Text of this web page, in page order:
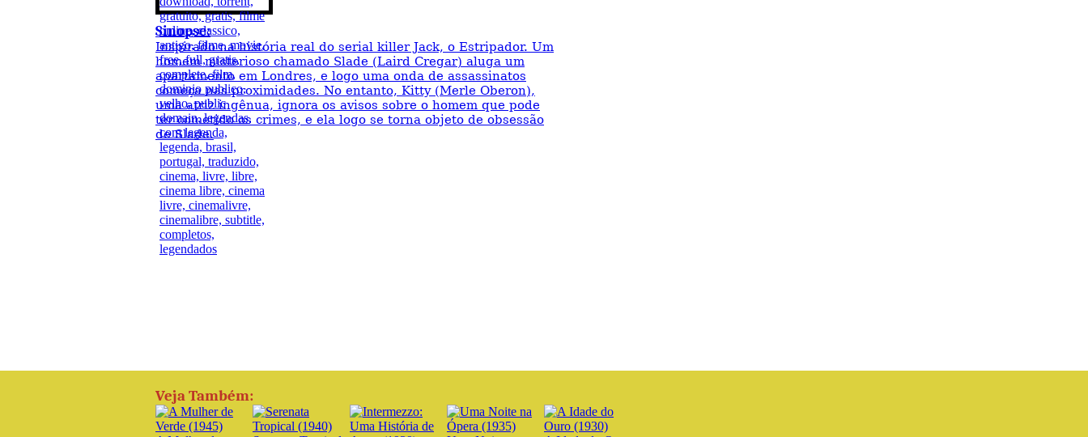
Sinopse:
Inspirado na história real do serial killer Jack, o Estripador. Um
homem misterioso chamado Slade (Laird Cregar) aluga um
apartamento em Londres, e logo uma onda de assassinatos
começa nas proximidades. No entanto, Kitty (Merle Oberon),
uma atriz ingênua, ignora os avisos sobre o homem que pode
ter cometido os crimes, e ela logo se torna objeto de obsessão
de Slade.
Veja Também: